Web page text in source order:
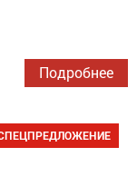
Подробнее